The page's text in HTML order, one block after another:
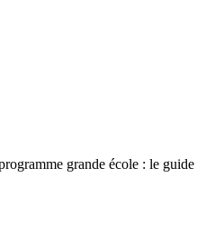
grande école : le guide